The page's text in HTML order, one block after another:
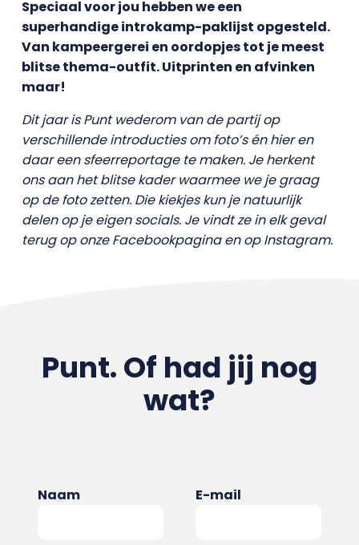
Speciaal voor jou hebben we een
superhandige introkamp-paklijst opgesteld.
Van kampeergerei en oordopjes tot je meest
blitse thema-outfit. Uitprinten en afvinken
maar!
Dit jaar is Punt wederom van de partij op
verschillende introducties om foto’s én hier en
daar een sfeerreportage te maken. Je herkent
ons aan het blitse kader waarmee we je graag
op de foto zetten. Die kiekjes kun je natuurlijk
delen op je eigen socials. Je vindt ze in elk geval
terug op onze Facebookpagina en op Instagram.
Punt. Of had jij nog
wat?
Naam E-mail